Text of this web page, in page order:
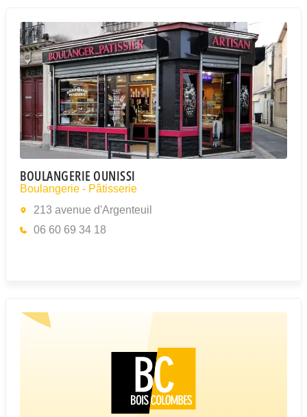
BOULANGERIE OUNISSI
Boulangerie - Pâtisserie
213 avenue d'Argenteuil
06 60 69 34 18